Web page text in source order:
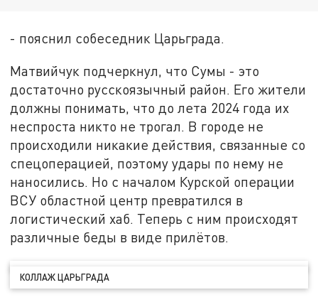
- пояснил собеседник Царьграда.
Матвийчук подчеркнул, что Сумы - это
достаточно русскоязычный район. Его жители
должны понимать, что до лета 2024 года их
неспроста никто не трогал. В городе не
происходили никакие действия, связанные со
спецоперацией, поэтому удары по нему не
наносились. Но с началом Курской операции
ВСУ областной центр превратился в
логистический хаб. Теперь с ним происходят
различные беды в виде прилётов.
КОЛЛАЖ ЦАРЬГРАДА